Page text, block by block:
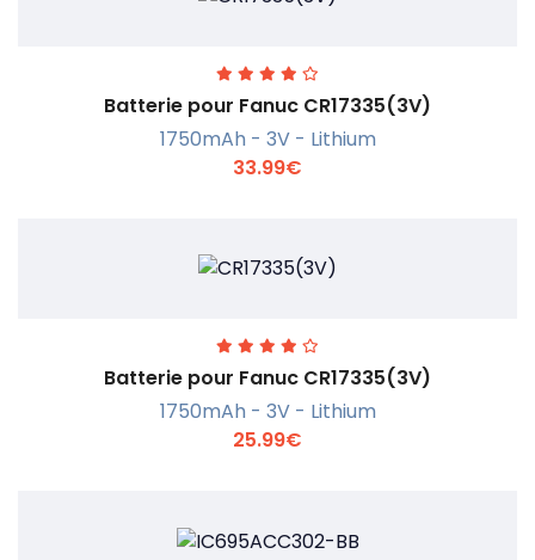
En savoir +
Batterie pour Fanuc CR17335(3V)
1750mAh - 3V - Lithium
33.99€
En savoir +
Batterie pour Fanuc CR17335(3V)
1750mAh - 3V - Lithium
25.99€